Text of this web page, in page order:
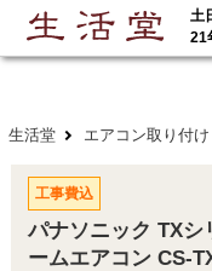
ご利用 288万･工事実績
土
21
生活堂 エアコン取り付
工事費込
パナソニック TX
ームエアコン CS-